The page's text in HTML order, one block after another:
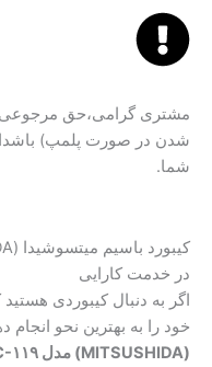
مشتری گرامی،حق مرجوعی
شدن در صورت پلمپ)
شما.
در خدمت کارایی
اگر به دنبال کیبوردی
خود را به بهترین نحو انجام
(MITSUSHIDA) مدل KC-۱۱۹